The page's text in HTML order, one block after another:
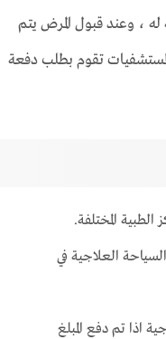
، وعند قبول المرض يتم
تقوم بطلب دفعة
المختلفة.
العلاجية في
اذا تم دفع المبلغ